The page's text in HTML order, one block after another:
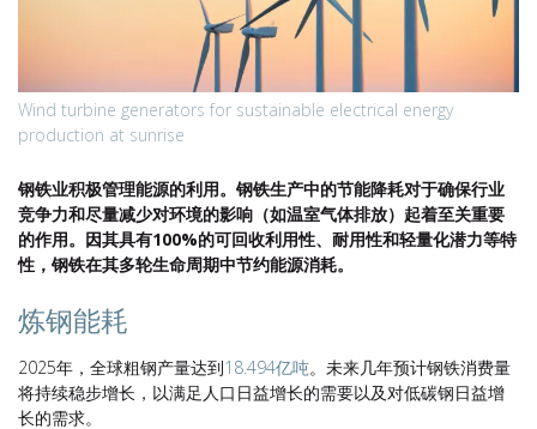
Wind turbine generators for sustainable electrical energy
production at sunrise
钢铁业积极管理能源的利用。钢铁生产中的节能降耗对于确保行业
竞争力和尽量减少对环境的影响（如温室气体排放） 起着至关重要
的作用。因其具有100%的可回收利用性、耐用性和轻量化潜力等特
性，钢铁在其多轮生命周期中节约能源消耗。
炼钢能耗
2025年，全球粗钢产量达到18.494亿吨。未来几年预计钢铁消费量
将持续稳步增长，以满足人口日益增长的需要以及对低碳钢日益增
长的需求。